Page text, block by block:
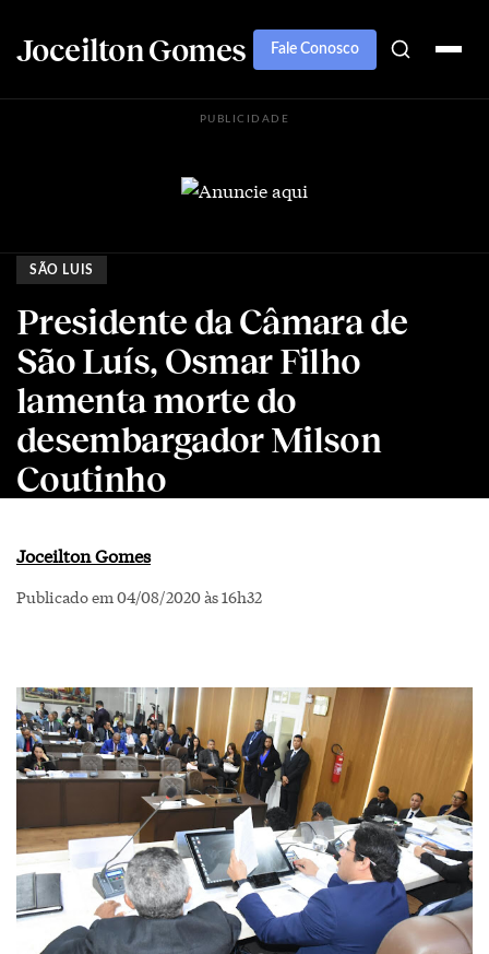
Joceilton Gomes Fale Conosco
PUBLICIDADE
SÃO LUIS
Presidente da Câmara de
São Luís, Osmar Filho
lamenta morte do
desembargador Milson
Coutinho
Joceilton Gomes
Publicado em 04/08/2020 às 16h32